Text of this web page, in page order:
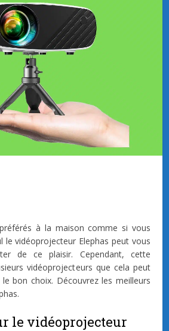
à la maison comme si vous
le vidéoprojecteur Elephas peut vous
de ce plaisir. Cependant, cette
vidéoprojecteurs que cela peut
bon choix. Découvrez les meilleurs
le vidéoprojecteur